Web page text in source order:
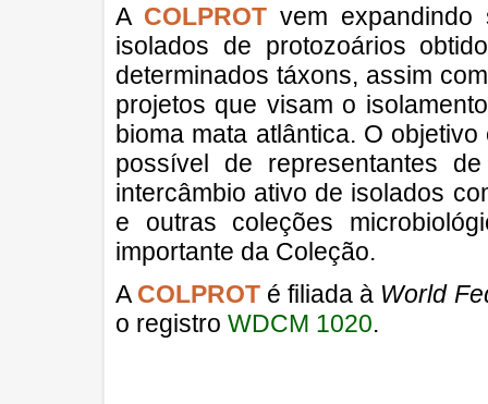
A COLPROTvem expandindo
isolados de protozoários
determinados táxons, assim
projetos que visam o
bioma mata atlântica. O
possível de representantes
intercâmbio ativo de isolados
e outras coleções
importante da Coleção.
A COLPROT é filiada à World
o registro WDCM 1020.